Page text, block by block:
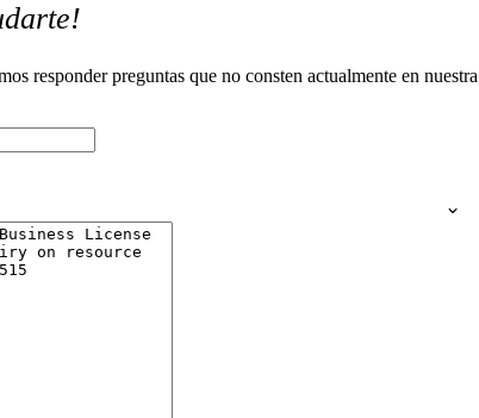
responder preguntas que no consten actualmente en nuestra